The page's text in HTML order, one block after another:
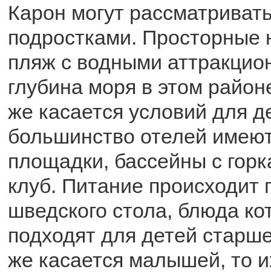
Карон могут
подростками. Просторные
пляж с водными
глубина моря в этом
же касается условий для
большинство отелей
площадки, бассейны с
клуб. Питание происходит
шведского стола, блюда
подходят для детей
же касается малышей, то